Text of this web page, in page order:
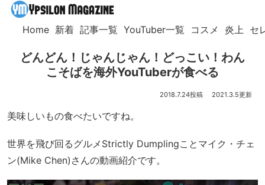
Home 新着 記事一覧 YouTuber一覧 コスメ 炎上 セ
どんどん！じゃんじゃん！どっこい！わん
こそばを海外YouTuberが食べる
2018.7.24 2021.3.5
美味しいもの食べたいですね。
世界を飛び回るグルメStrictly Dumplingことマイク・チェ
ン(Mike Chen)さんの動画紹介です。